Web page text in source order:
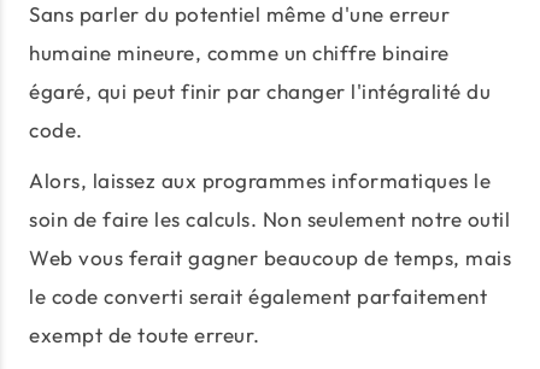
Sans parler du potentiel même d'une erreur
humaine mineure, comme un chiffre binaire
égaré, qui peut finir par changer l'intégralité du
code.
Alors, laissez aux programmes informatiques le
soin de faire les calculs. Non seulement notre outil
Web vous ferait gagner beaucoup de temps, mais
le code converti serait également parfaitement
exempt de toute erreur.